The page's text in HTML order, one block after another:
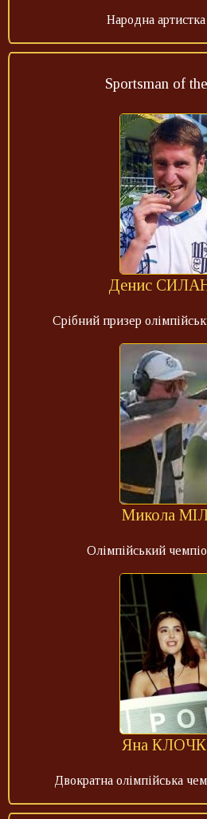
Народна
Sportsman of
Денис
Срібний призер
Микола
Олімпійський
Яна
Двократна олімпійська